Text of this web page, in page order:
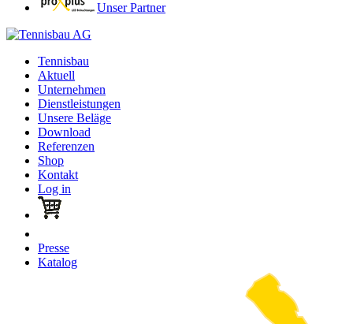
Unser Partner
Tennisbau
Aktuell
Unternehmen
Dienstleistungen
Unsere Beläge
Download
Referenzen
Shop
Kontakt
Log in
Presse
Katalog